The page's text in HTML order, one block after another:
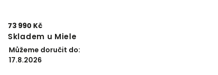
73 990 Kč
Skladem u Miele
Můžeme doručit do:
17.8.2026